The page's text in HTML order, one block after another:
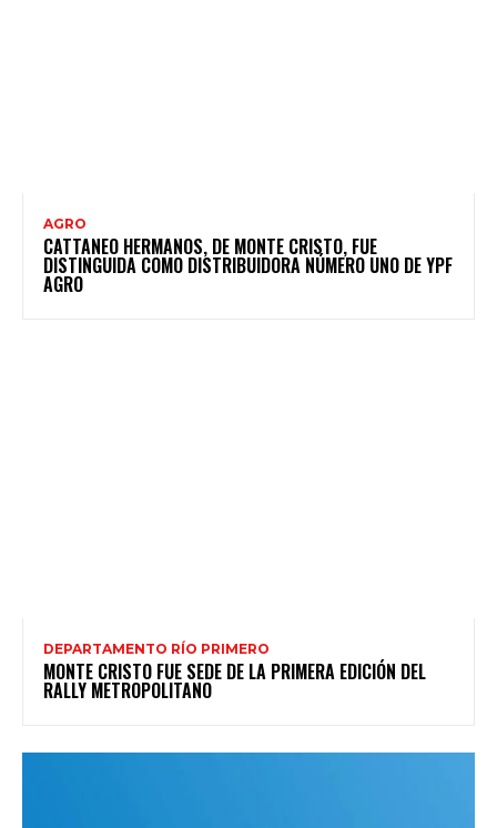
AGRO
CATTANEO HERMANOS, DE MONTE CRISTO, FUE
DISTINGUIDA COMO DISTRIBUIDORA NÚMERO UNO DE YPF
AGRO
DEPARTAMENTO RÍO PRIMERO
MONTE CRISTO FUE SEDE DE LA PRIMERA EDICIÓN DEL
RALLY METROPOLITANO